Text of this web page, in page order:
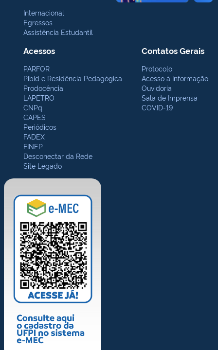
Internacional
Egressos
Assistência Estudantil
Acessos
PARFOR
Pibid e Residência Pedagógica
Prodocência
LAPETRO
CNPq
CAPES
Periódicos
FADEX
FINEP
Desconectar da Rede
Site Legado
Contatos Gerais
Protocolo
Acesso à Informação
Ouvidoria
Sala de Imprensa
COVID-19